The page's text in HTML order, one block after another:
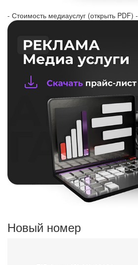
- Стоимость медиауслуг (открыть PDF) -
Новый номер